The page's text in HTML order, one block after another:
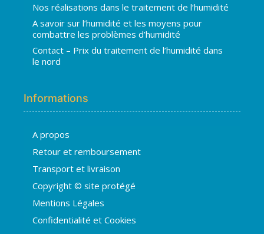
Nos réalisations dans le traitement de l’humidité
A savoir sur l’humidité et les moyens pour
combattre les problèmes d’humidité
Contact – Prix du traitement de l’humidité dans
le nord
Informations
A propos
Retour et remboursement
Transport et livraison
Copyright © site protégé
Mentions Légales
Confidentialité et Cookies
En ligne · répond en quelques secondes
H
👋 Bonjour ! Je suis
puis-je vous aider ?
17:45